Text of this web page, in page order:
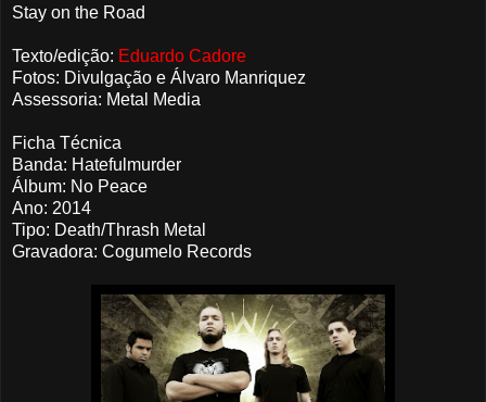
Stay on the Road
Texto/edição: Eduardo Cadore
Fotos: Divulgação e Álvaro Manriquez
Assessoria: Metal Media
Ficha Técnica
Banda: Hatefulmurder
Álbum: No Peace
Ano: 2014
Tipo: Death/Thrash Metal
Gravadora: Cogumelo Records